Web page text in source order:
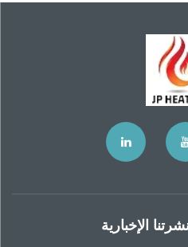
الإخبارية